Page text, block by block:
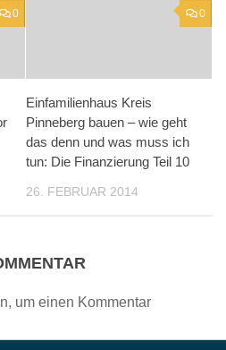
0 0
Einfamilienhaus Kreis
Pinneberg bauen – wie geht
das denn und was muss ich
tun: Die Finanzierung Teil 10
26. FEBRUAR 2014
um einen Kommentar